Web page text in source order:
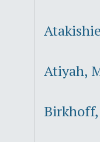
Atiyah,
Birkhoff,